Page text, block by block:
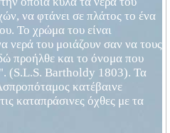
να φτάνει σε πλάτος το ένα
Το χρώμα του είναι
νερά του μοιάζουν σαν να τους
προήλθε και το όνομα που
(S.L.S. Bartholdy 1803). Τα
κατέβαινε
καταπράσινες όχθες με τα